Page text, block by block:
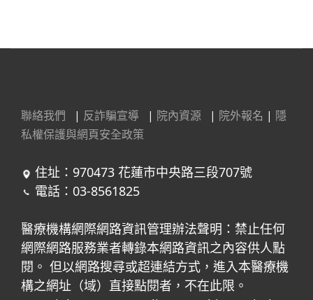
聯絡我們 | 反詐騙宣導 | 院內資源 | 院外報名 | 隱
私權保護與網頁安全政策
住址：970473 花蓮市中央路三段707號
電話：03-8561825
醫療機構網際網路資訊管理辦法聲明：禁止任何
網際網路服務業者轉錄本網路資訊之內容供人點
閱。 但以網路搜尋或超連結方式，進入本醫療機
構之網址（域）直接點閱者，不在此限。